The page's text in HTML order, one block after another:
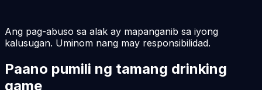
Ang pag-abuso sa alak ay mapanganib sa iyong
kalusugan. Uminom nang may responsibilidad.
Paano pumili ng tamang drinking
game